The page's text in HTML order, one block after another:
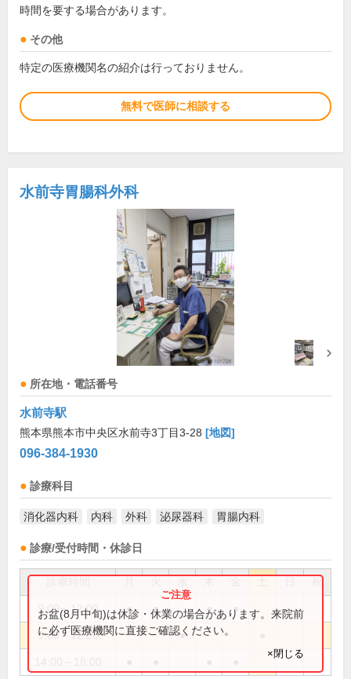
時間を要する場合があります。
その他
特定の医療機関名の紹介は行っておりません。
無料で医師に相談する
水前寺胃腸科外科
所在地・電話番号
水前寺駅
熊本県熊本市中央区水前寺3丁目3-28 [地図]
096-384-1930
診療科目
消化器内科 内科 外科 泌尿器科 胃腸内科
診療/受付時間・休診日
祝
9:00～12:00 ● ● ● ●
9:00～12:30 ●
お盆(8月中旬)は休診・休業の場合があります。来院前
に必ず医療機関に直接ご確認ください。
×閉じる